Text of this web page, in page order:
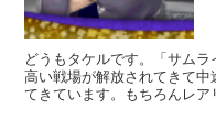
どうもタケルです。「サム
高い戦場が解放されてきて
てきています。もちろんレア